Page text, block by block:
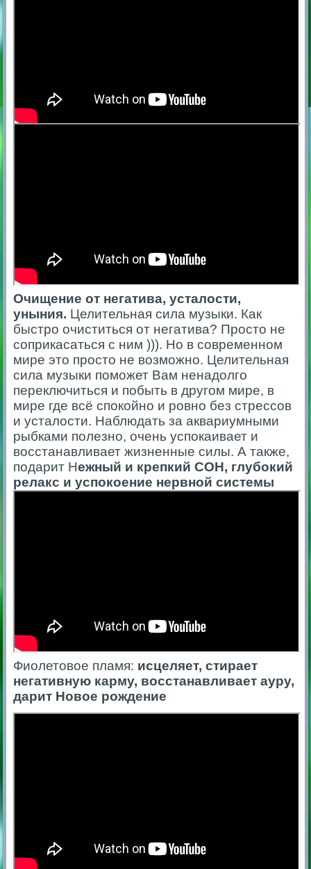
Очищение от негатива, усталости,
уныния. Целительная сила музыки. Как
быстро очиститься от негатива? Просто не
соприкасаться с ним ))). Но в современном
мире это просто не возможно. Целительная
сила музыки поможет Вам ненадолго
переключиться и побыть в другом мире, в
мире где всё спокойно и ровно без стрессов
и усталости. Наблюдать за аквариумными
рыбками полезно, очень успокаивает и
восстанавливает жизненные силы. А также,
подарит Нежный и крепкий СОН, глубокий
релакс и успокоение нервной системы
Фиолетовое пламя: исцеляет, стирает
негативную карму, восстанавливает ауру,
дарит Новое рождение